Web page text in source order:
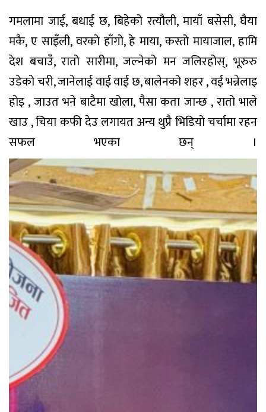
गमलामा जाई, बधाई छ, बिहेको रत्यौली, मायाँ बसेसी, घैया
मकै, ए साइँली, वरको हाँगो, हे माया, कस्तो मायाजाल, हामि
देश बचाउँ, रातो सारीमा, जल्नेको मन जलिरहोस्, भूरुरु
उडेको चरी, जानेलाई वाई वाई छ, बालेनको शहर , वई भन्नेलाइ
होइ , जाउत भने बाटैमा खोला, पैसा कता जान्छ , रातो भाले
खाउ , चिया कफी देउ लगायत अन्य थुप्रै भिडियो चर्चामा रहन
सफल भएका छन् ।